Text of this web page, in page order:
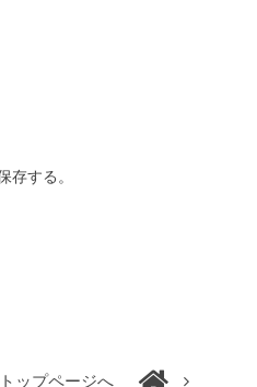
存する。
トップページへ